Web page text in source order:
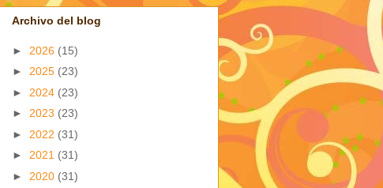
Archivo del blog
► 2026 (15)
► 2025 (23)
► 2024 (23)
► 2023 (23)
► 2022 (31)
► 2021 (31)
► 2020 (31)